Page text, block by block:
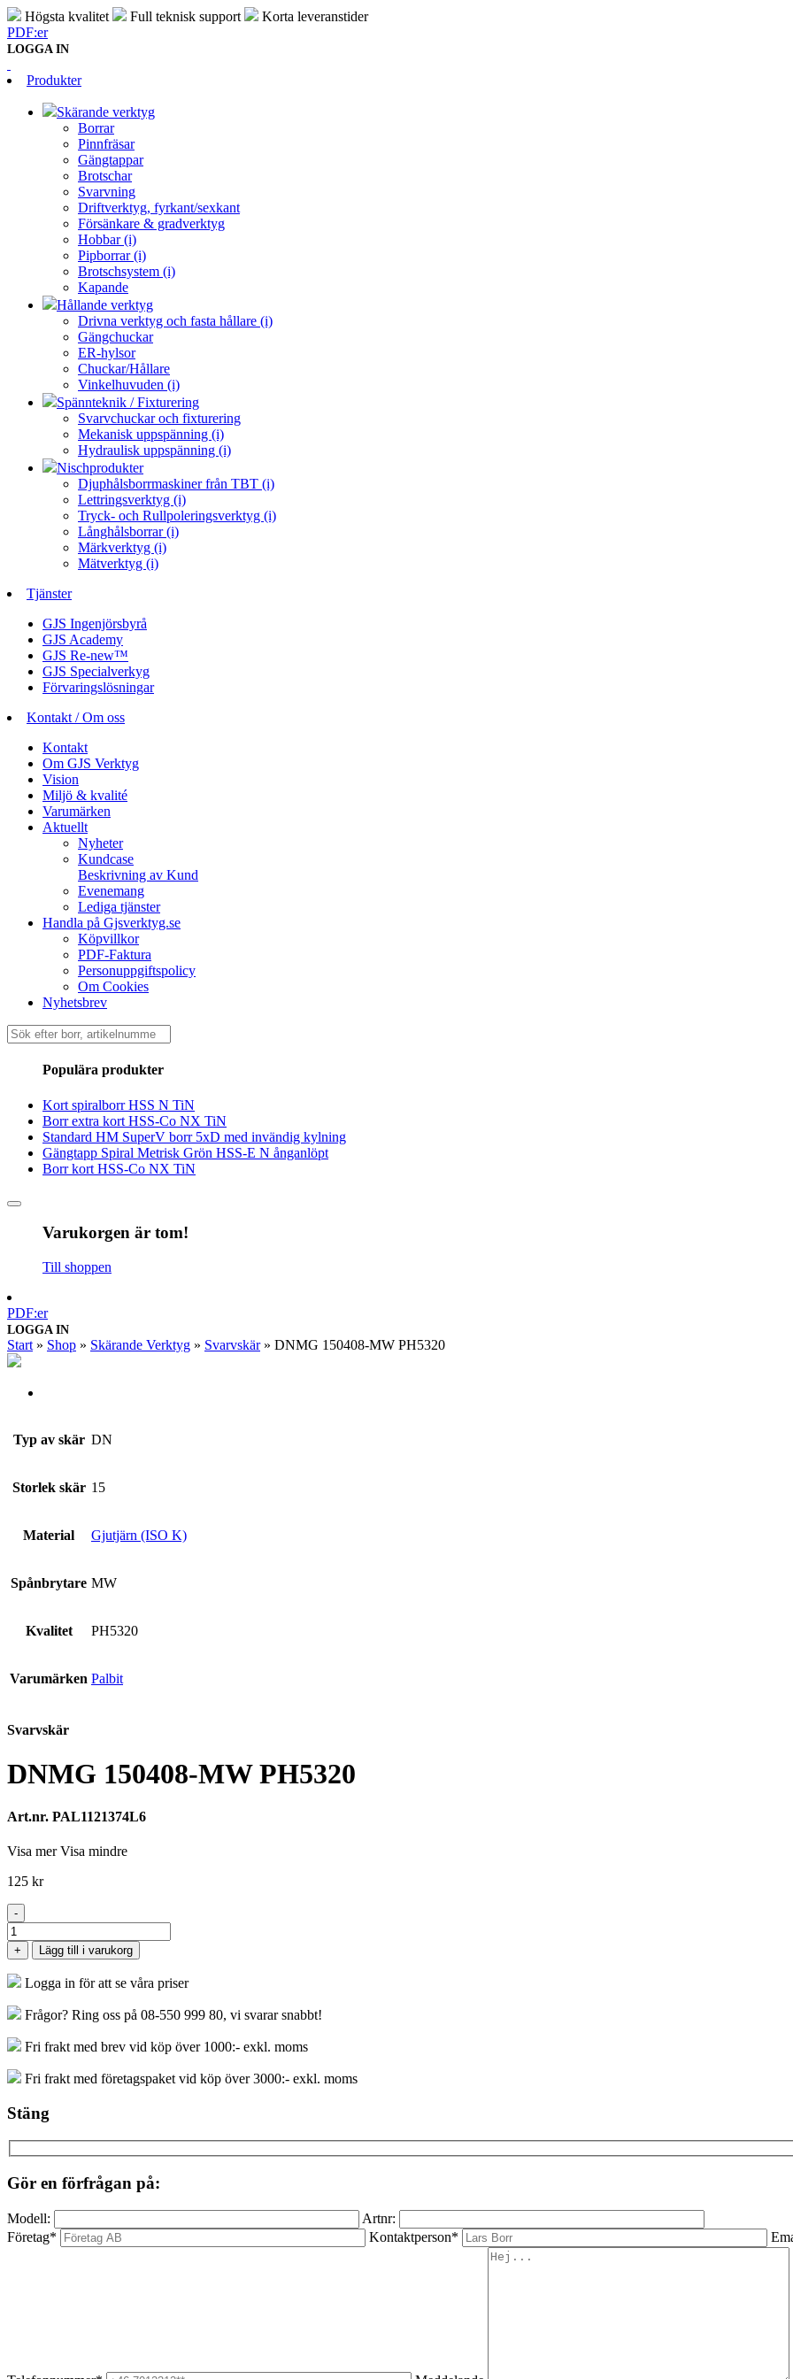
Högsta kvalitet Full teknisk support
Korta leveranstider
PDF:er
LOGGA IN
Produkter
Skärande verktyg
Borrar
Pinnfräsar
Gängtappar
Brotschar
Svarvning
Driftverktyg, fyrkant/sexkant
Försänkare & gradverktyg
Hobbar (i)
Pipborrar (i)
Brotschsystem (i)
Kapande
Hållande verktyg
Drivna verktyg och fasta hållare (i)
Gängchuckar
ER-hylsor
Chuckar/Hållare
Vinkelhuvuden (i)
Spännteknik / Fixturering
Svarvchuckar och fixturering
Mekanisk uppspänning (i)
Hydraulisk uppspänning (i)
Nischprodukter
Djuphålsborrmaskiner från TBT (i)
Lettringsverktyg (i)
Tryck- och Rullpoleringsverktyg (i)
Långhålsborrar (i)
Märkverktyg (i)
Mätverktyg (i)
Tjänster
GJS Ingenjörsbyrå
GJS Academy
GJS Re-new™
GJS Specialverkyg
Förvaringslösningar
Kontakt / Om oss
Kontakt
Om GJS Verktyg
Vision
Miljö & kvalité
Varumärken
Aktuellt
Nyheter
Kundcase
Beskrivning av Kund
Evenemang
Lediga tjänster
Handla på Gjsverktyg.se
Köpvillkor
PDF-Faktura
Personuppgiftspolicy
Om Cookies
Nyhetsbrev
Sök
efter:
Populära produkter
Kort spiralborr HSS N TiN
Borr extra kort HSS-Co NX TiN
Standard HM SuperV borr 5xD med invändig kylning
Gängtapp Spiral Metrisk Grön HSS-E N ånganlöpt
Borr kort HSS-Co NX TiN
Varukorgen är tom!
Till shoppen
PDF:er
LOGGA IN
Start » Shop » Skärande Verktyg » Svarvskär» DNMG 150408-MW PH5320
Typ av skär DN
Storlek skär 15
Material Gjutjärn (ISO K)
Spånbrytare MW
Kvalitet PH5320
Varumärken Palbit
Svarvskär
DNMG 150408-MW PH5320
Art.nr. PAL1121374L6
Visa mer Visa mindre
125 kr
-
DNMG
150408-
MW
PH5320
mängd
+ Lägg till i varukorg
Logga in för att se våra priser
Frågor? Ring oss på 08-550 999 80, vi svarar snabbt!
Fri frakt med brev vid köp över 1000:- exkl. moms
Fri frakt med företagspaket vid köp över 3000:- exkl. moms
Stäng
Gör en förfrågan på:
Modell:
Artnr:
Företag*
Kontaktperson*